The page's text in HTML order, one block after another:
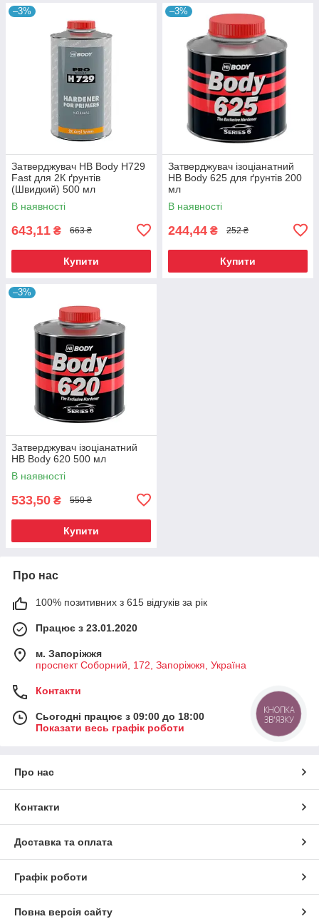
–3%
Затверджувач HB Body H729
Fast для 2К ґрунтів
(Швидкий) 500 мл
В наявності
643,11 ₴ 663 ₴
Купити
–3%
Затверджувач ізоціанатний
HB Body 625 для ґрунтів 200
мл
В наявності
244,44 ₴ 252 ₴
Купити
–3%
Затверджувач ізоціанатний
HB Body 620 500 мл
В наявності
533,50 ₴ 550 ₴
Купити
Про нас
100% позитивних з 615 відгуків за рік
Працює з 23.01.2020
м. Запоріжжя
проспект Соборний, 172, Запоріжжя, Україна
Контакти
Сьогодні працює з 09:00 до 18:00
Показати весь графік роботи
Про нас
Контакти
Доставка та оплата
Графік роботи
Повна версія сайту
КНОПКА
ЗВ'ЯЗКУ